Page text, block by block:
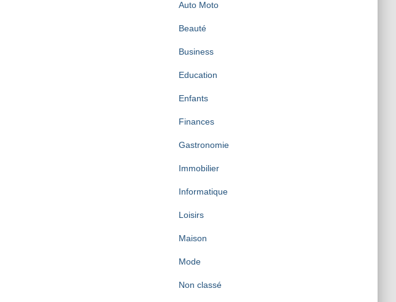
Auto Moto
Beauté
Business
Education
Enfants
Finances
Gastronomie
Immobilier
Informatique
Loisirs
Maison
Mode
Non classé